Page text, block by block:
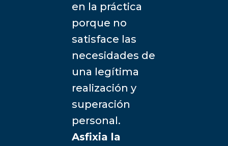
en la práctica
porque no
satisface las
necesidades de
una legítima
realización y
superación
personal.
Asfixia la